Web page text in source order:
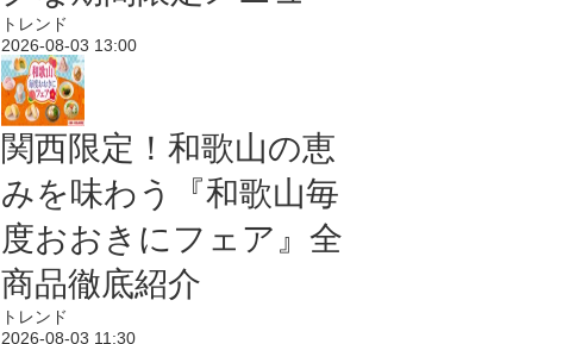
トレンド
2026-08-03 13:00
関西限定！和歌山の恵
みを味わう『和歌山毎
度おおきにフェア』全
商品徹底紹介
トレンド
2026-08-03 11:30